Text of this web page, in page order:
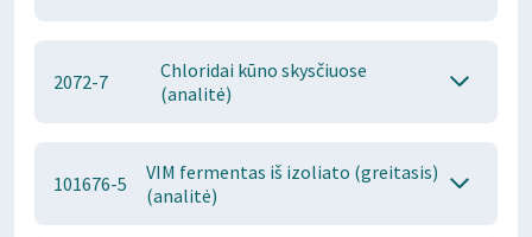
2072-7
Chloridai kūno skysčiuose
(analitė)
101676-5
VIM fermentas iš izoliato (greitasis)
(analitė)